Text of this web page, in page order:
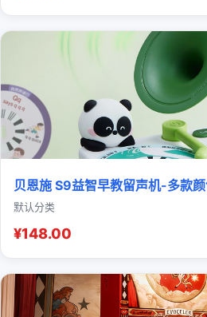
贝恩施 S9益智早教留声机-多款
默认分类
¥148.00